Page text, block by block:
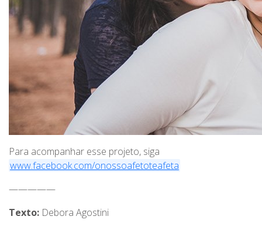
Para acompanhar esse projeto, siga
www.facebook.com/onossoafetoteafeta
—————
Texto: Debora Agostini